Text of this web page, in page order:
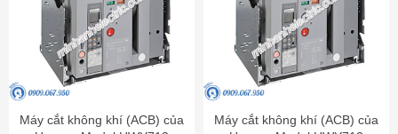
Máy cắt không khí (ACB) của
Máy cắt không khí (ACB) của